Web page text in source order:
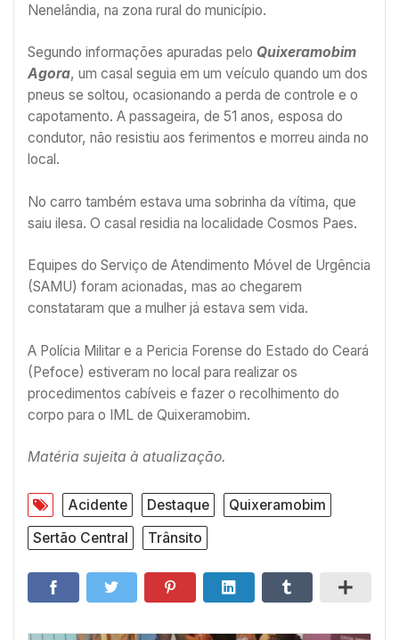
Nenelândia, na zona rural do município.
Segundo informações apuradas pelo Quixeramobim
Agora, um casal seguia em um veículo quando um dos
pneus se soltou, ocasionando a perda de controle e o
capotamento. A passageira, de 51 anos, esposa do
condutor, não resistiu aos ferimentos e morreu ainda no
local.
No carro também estava uma sobrinha da vítima, que
saiu ilesa. O casal residia na localidade Cosmos Paes.
Equipes do Serviço de Atendimento Móvel de Urgência
(SAMU) foram acionadas, mas ao chegarem
constataram que a mulher já estava sem vida.
A Polícia Militar e a Pericia Forense do Estado do Ceará
(Pefoce) estiveram no local para realizar os
procedimentos cabíveis e fazer o recolhimento do
corpo para o IML de Quixeramobim.
Matéria sujeita à atualização.
Acidente Destaque
Quixeramobim
Sertão Central
Trânsito